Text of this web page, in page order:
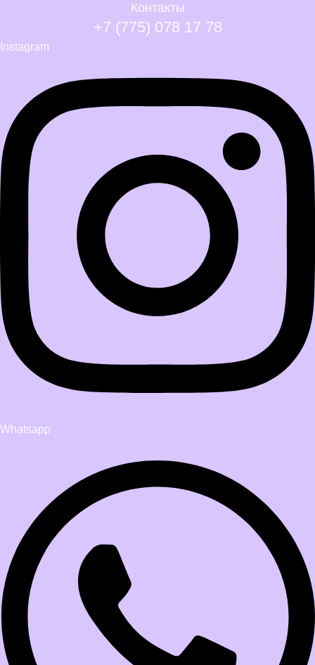
Контакты
+7 (775) 078 17 78
Instagram
Whatsapp